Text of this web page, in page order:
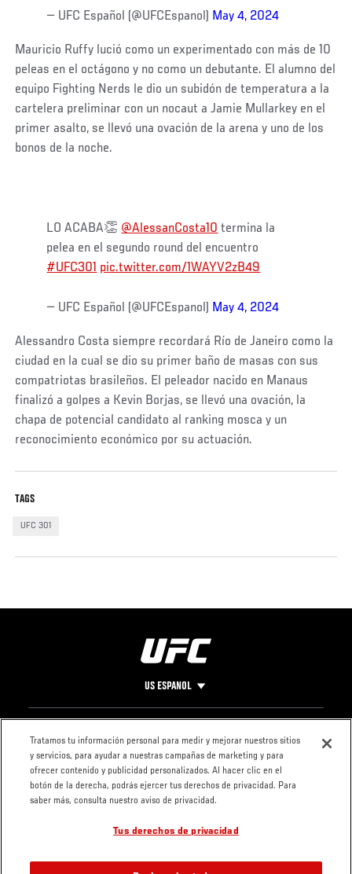
— UFC Español (@UFCEspanol) May 4, 2024
Mauricio Ruffy lució como un experimentado con más de 10
peleas en el octágono y no como un debutante. El alumno del
equipo Fighting Nerds le dio un subidón de temperatura a la
cartelera preliminar con un nocaut a Jamie Mullarkey en el
primer asalto, se llevó una ovación de la arena y uno de los
bonos de la noche.
LO ACABA👏 @AlessanCosta10 termina la
pelea en el segundo round del encuentro
#UFC301 pic.twitter.com/1WAYV2zB49
— UFC Español (@UFCEspanol) May 4, 2024
Alessandro Costa siempre recordará Río de Janeiro como la
ciudad en la cual se dio su primer baño de masas con sus
compatriotas brasileños. El peleador nacido en Manaus
finalizó a golpes a Kevin Borjas, se llevó una ovación, la
chapa de potencial candidato al ranking mosca y un
reconocimiento económico por su actuación.
TAGS
UFC 301
US ESPANOL
Pie
de
Página
CONTACTO
LEGAL
Condiciones
Política de
privacidad
Tratamos tu información personal para medir y mejorar nuestros sitios
y servicios, para ayudar a nuestras campañas de marketing y para
ofrecer contenido y publicidad personalizados. Al hacer clic en el
botón de la derecha, podrás ejercer tus derechos de privacidad. Para
saber más, consulta nuestro aviso de privacidad.
Tus derechos de privacidad